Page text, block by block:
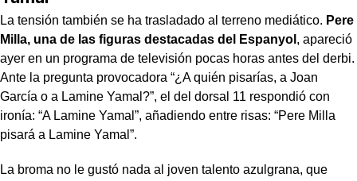
La tensión también se ha trasladado al terreno mediático. Pere
Milla, una de las figuras destacadas del Espanyol , apareció
ayer en un programa de televisión pocas horas antes del derbi.
Ante la pregunta provocadora “¿A quién pisarías, a Joan
García o a Lamine Yamal?”, el del dorsal 11 respondió con
ironía: “A Lamine Yamal”, añadiendo entre risas: “Pere Milla
pisará a Lamine Yamal”.
La broma no le gustó nada al joven talento azulgrana, que